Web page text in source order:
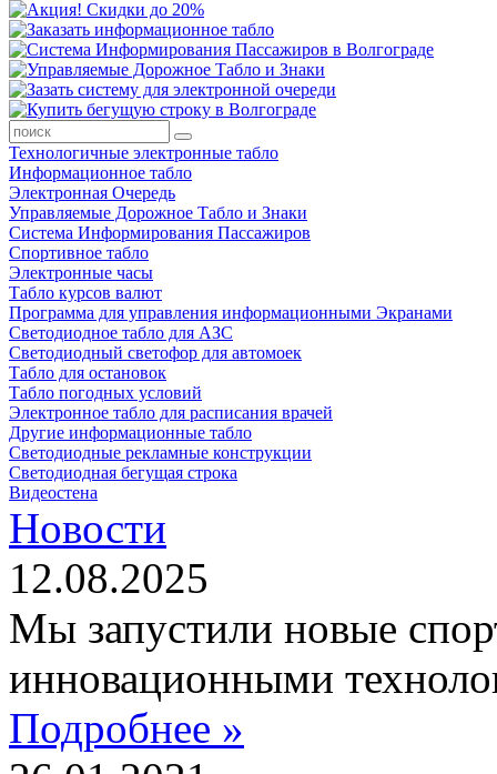
Технологичные электронные табло
Информационное табло
Электронная Очередь
Управляемые Дорожное Табло и Знаки
Система Информирования Пассажиров
Спортивное табло
Электронные часы
Табло курсов валют
Программа для управления информационными Экранами
Светодиодное табло для АЗС
Светодиодный светофор для автомоек
Табло для остановок
Табло погодных условий
Электронное табло для расписания врачей
Другие информационные табло
Светодиодные рекламные конструкции
Светодиодная бегущая строка
Видеостена
Новости
12.08.2025
Мы запустили новые
инновационными
Подробнее »